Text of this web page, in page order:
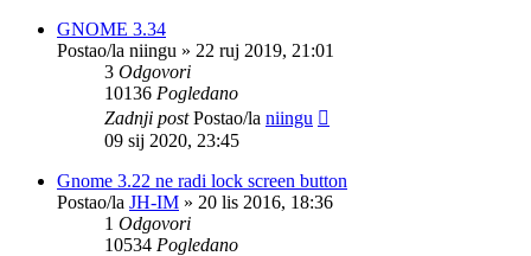
GNOME 3.34
Postao/la niingu » 22 ruj 2019, 21:01
3 Odgovori
10136 Pogledano
Zadnji postPostao/la niingu
09 sij 2020, 23:45
Gnome 3.22 ne radi lock screen button
Postao/la JH-IM » 20 lis 2016, 18:36
1 Odgovori
10534 Pogledano